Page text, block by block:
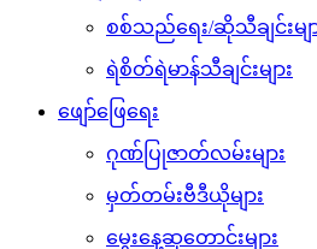
စစ်သည်ရေး/ဆိုသီချင်းမျ
ရဲစိတ်ရဲမာန်သီချင်းများ
ဖျော်ဖြေရေး
ဂုဏ်ပြုဇာတ်လမ်းများ
မှတ်တမ်းဗီဒီယိုများ
မွေးနေ့ဆုတောင်းများ